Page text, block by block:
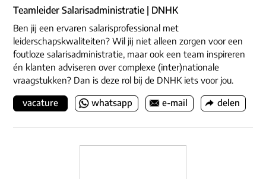
Teamleider Salarisadministratie | DNHK
Ben jij een ervaren salarisprofessional met
leiderschapskwaliteiten? Wil jij niet alleen zorgen voor een
foutloze salarisadministratie, maar ook een team inspireren
én klanten adviseren over complexe (inter)nationale
vraagstukken? Dan is deze rol bij de DNHK iets voor jou.
vacature whatsapp e-mail delen